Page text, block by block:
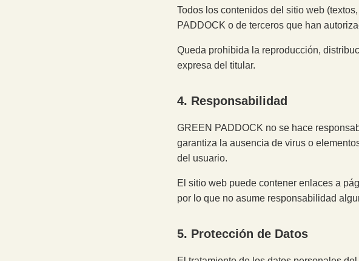
Todos los contenidos del sitio web
PADDOCK o de terceros que han
Queda prohibida la reproducción,
expresa del titular.
4. Responsabilidad
GREEN PADDOCK no se hace
garantiza la ausencia de virus o
del usuario.
El sitio web puede contener enlaces a
por lo que no asume responsabilidad
5. Protección de Datos